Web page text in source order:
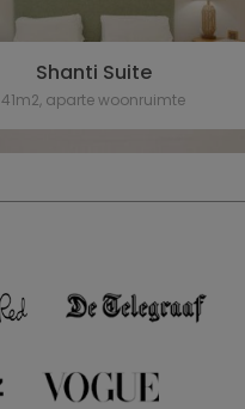
Shanti Suite
41m2, aparte woonruimte